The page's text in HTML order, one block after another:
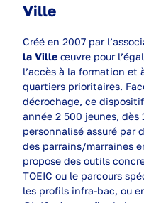
Ville
Créé en 2007 par
la Ville œuvre pour
l’accès à la formation et
quartiers prioritaires.
décrochage, ce
année 2 500 jeunes, dès
personnalisé assuré par
des parrains/marraines
propose des outils
TOEIC ou le parcours
les profils infra-bac, ou